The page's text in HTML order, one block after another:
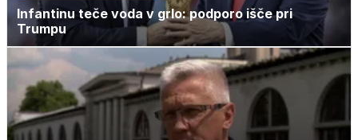
Infantinu teče voda v grlo: podporo išče pri
Trumpu